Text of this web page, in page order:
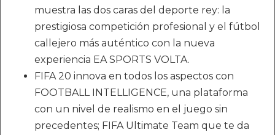
muestra las dos caras del deporte rey: la
prestigiosa competición profesional y el fútbol
callejero más auténtico con la nueva
experiencia EA SPORTS VOLTA.
FIFA 20 innova en todos los aspectos con
FOOTBALL INTELLIGENCE, una plataforma
con un nivel de realismo en el juego sin
precedentes; FIFA Ultimate Team que te da